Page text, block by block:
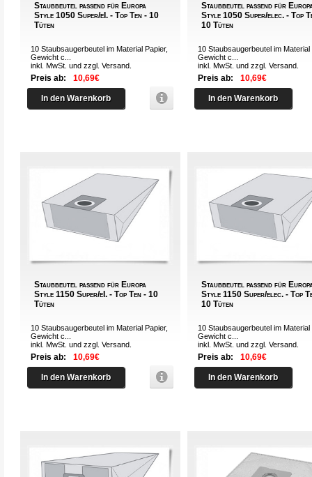
Staubbeutel passend für Europa
Style 1050 Super/eI. - Top Ten - 10
Tüten
10 Staubsaugerbeutel im Material Papier,
Gewicht c...
inkl. MwSt. und zzgl.Versand
Preis ab: 10,69€
In den Warenkorb
Staubbeutel passend für
Style 1050 Super/elec. - Top
10 Tüten
10 Staubsaugerbeutel im Material
Gewicht c...
inkl. MwSt. und zzgl.Versand
Preis ab: 10,69€
In den Warenkorb
Staubbeutel passend für Europa
Style 1150 Super/eI. - Top Ten - 10
Tüten
10 Staubsaugerbeutel im Material Papier,
Gewicht c...
inkl. MwSt. und zzgl.Versand
Preis ab: 10,69€
In den Warenkorb
Staubbeutel passend für
Style 1150 Super/elec. - Top
10 Tüten
10 Staubsaugerbeutel im Material
Gewicht c...
inkl. MwSt. und zzgl.Versand
Preis ab: 10,69€
In den Warenkorb